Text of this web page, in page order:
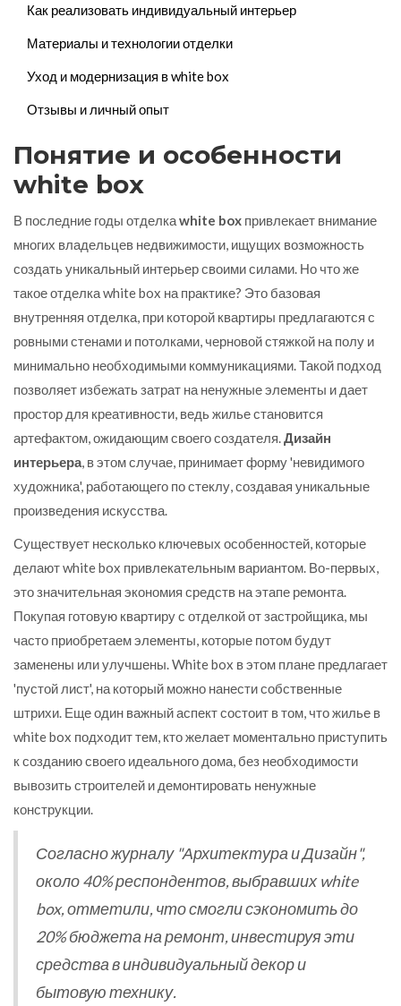
Как реализовать индивидуальный интерьер
Материалы и технологии отделки
Уход и модернизация в white box
Отзывы и личный опыт
Понятие и особенности
white box
В последние годы отделкаwhite box привлекает внимание
многих владельцев недвижимости, ищущих возможность
создать уникальный интерьер своими силами. Но что же
такое отделка white box на практике? Это базовая
внутренняя отделка, при которой квартиры предлагаются с
ровными стенами и потолками, черновой стяжкой на полу и
минимально необходимыми коммуникациями. Такой подход
позволяет избежать затрат на ненужные элементы и дает
простор для креативности, ведь жилье становится
артефактом, ожидающим своего создателя.Дизайн
интерьера, в этом случае, принимает форму 'невидимого
художника', работающего по стеклу, создавая уникальные
произведения искусства.
Существует несколько ключевых особенностей, которые
делают white box привлекательным вариантом. Во-первых,
это значительная экономия средств на этапе ремонта.
Покупая готовую квартиру с отделкой от застройщика, мы
часто приобретаем элементы, которые потом будут
заменены или улучшены. White box в этом плане предлагает
'пустой лист', на который можно нанести собственные
штрихи. Еще один важный аспект состоит в том, что жилье в
white box подходит тем, кто желает моментально приступить
к созданию своего идеального дома, без необходимости
вывозить строителей и демонтировать ненужные
конструкции.
Согласно журналу "Архитектура и Дизайн",
около 40% респондентов, выбравших white
box, отметили, что смогли сэкономить до
20% бюджета на ремонт, инвестируя эти
средства в индивидуальный декор и
бытовую технику.